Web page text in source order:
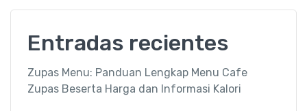
Entradas recientes
Zupas Menu: Panduan Lengkap Menu Cafe
Zupas Beserta Harga dan Informasi Kalori